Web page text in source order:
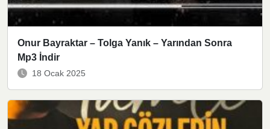
Onur Bayraktar – Tolga Yanık – Yarından Sonra
Mp3 İndir
18 Ocak 2025